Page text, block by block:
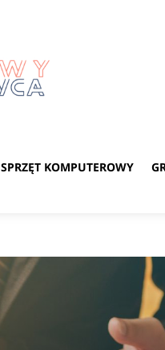
SPRZĘT KOMPUTEROWY